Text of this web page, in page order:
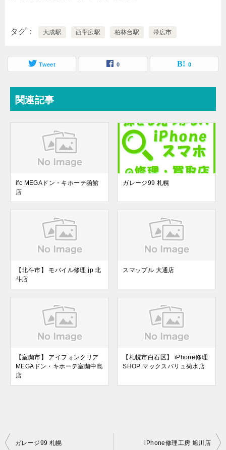
タグ 大成駅 西帯広駅 柏林台駅 帯広市
Tweet 0 0
関連記事
ifc MEGAドン・キホーテ函館
店
ガレージ99 札幌
【北斗市】 モバイル修理.jp 北
斗店
スマップル 大通店
【室蘭市】 アイフォンクリア
MEGAドン・キホーテ室蘭中島
店
【札幌市白石区】 iPhone修理
SHOP マックスバリュ菊水店
投 ガレージ99 札幌 iPhone修理工房 旭川店